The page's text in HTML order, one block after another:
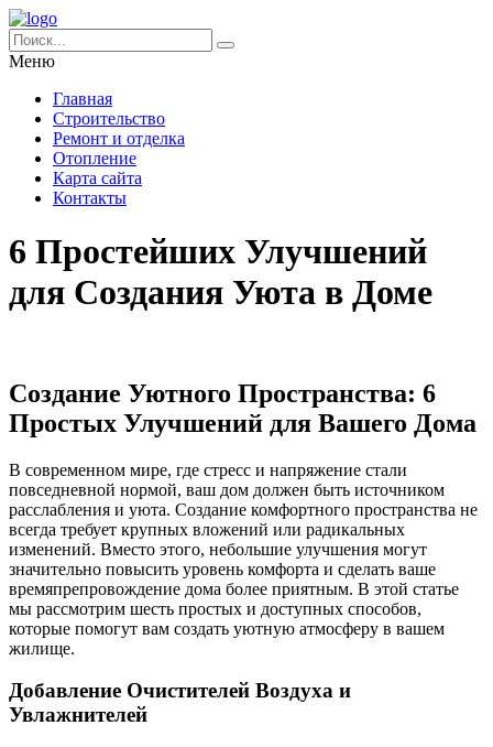
Меню
Главная
Строительство
Ремонт и отделка
Отопление
Карта сайта
Контакты
6 Простейших Улучшений
для Создания Уюта в Доме
Создание Уютного Пространства: 6
Простых Улучшений для Вашего Дома
В современном мире, где стресс и напряжение стали
повседневной нормой, ваш дом должен быть источником
расслабления и уюта. Создание комфортного пространства не
всегда требует крупных вложений или радикальных
изменений. Вместо этого, небольшие улучшения могут
значительно повысить уровень комфорта и сделать ваше
времяпрепровождение дома более приятным. В этой статье
мы рассмотрим шесть простых и доступных способов,
которые помогут вам создать уютную атмосферу в вашем
жилище.
Добавление Очистителей Воздуха и
Увлажнителей